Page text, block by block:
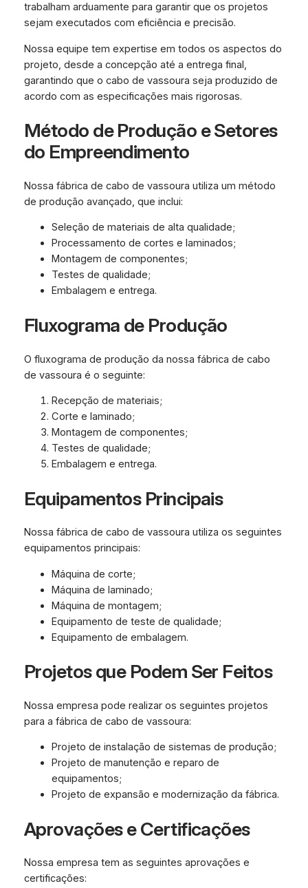
trabalham arduamente para garantir que os projetos
sejam executados com eficiência e precisão.
Nossa equipe tem expertise em todos os aspectos do
projeto, desde a concepção até a entrega final,
garantindo que o cabo de vassoura seja produzido de
acordo com as especificações mais rigorosas.
Método de Produção e Setores
do Empreendimento
Nossa fábrica de cabo de vassoura utiliza um método
de produção avançado, que inclui:
Seleção de materiais de alta qualidade;
Processamento de cortes e laminados;
Montagem de componentes;
Testes de qualidade;
Embalagem e entrega.
Fluxograma de Produção
O fluxograma de produção da nossa fábrica de cabo
de vassoura é o seguinte:
Recepção de materiais;
Corte e laminado;
Montagem de componentes;
Testes de qualidade;
Embalagem e entrega.
Equipamentos Principais
Nossa fábrica de cabo de vassoura utiliza os seguintes
equipamentos principais:
Máquina de corte;
Máquina de laminado;
Máquina de montagem;
Equipamento de teste de qualidade;
Equipamento de embalagem.
Projetos que Podem Ser Feitos
Nossa empresa pode realizar os seguintes projetos
para a fábrica de cabo de vassoura:
Projeto de instalação de sistemas de produção;
Projeto de manutenção e reparo de
equipamentos;
Projeto de expansão e modernização da fábrica.
Aprovações e Certificações
Nossa empresa tem as seguintes aprovações e
certificações: